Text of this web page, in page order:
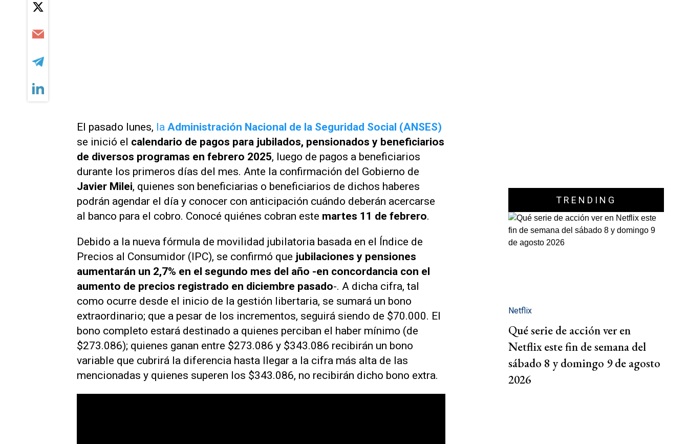
El pasado lunes, la Administración Nacional de la Seguridad Social (ANSES)
se inició el calendario de pagos para jubilados, pensionados y beneficiarios
de diversos programas en febrero 2025, luego de pagos a beneficiarios
durante los primeros días del mes. Ante la confirmación del Gobierno de
Javier Milei, quienes son beneficiarias o beneficiarios de dichos haberes
podrán agendar el día y conocer con anticipación cuándo deberán acercarse
al banco para el cobro. Conocé quiénes cobran este martes 11 de febrero.
Debido a la nueva fórmula de movilidad jubilatoria basada en el Índice de
Precios al Consumidor (IPC), se confirmó que jubilaciones y pensiones
aumentarán un 2,7% en el segundo mes del año -en concordancia con el
aumento de precios registrado en diciembre pasado-. A dicha cifra, tal
como ocurre desde el inicio de la gestión libertaria, se sumará un bono
extraordinario; que a pesar de los incrementos, seguirá siendo de $70.000. El
bono completo estará destinado a quienes perciban el haber mínimo (de
$273.086); quienes ganan entre $273.086 y $343.086 recibirán un bono
variable que cubrirá la diferencia hasta llegar a la cifra más alta de las
mencionadas y quienes superen los $343.086, no recibirán dicho bono extra.
TRENDING
Netflix
Qué serie de acción ver en
Netflix este fin de semana del
sábado 8 y domingo 9 de agosto
2026